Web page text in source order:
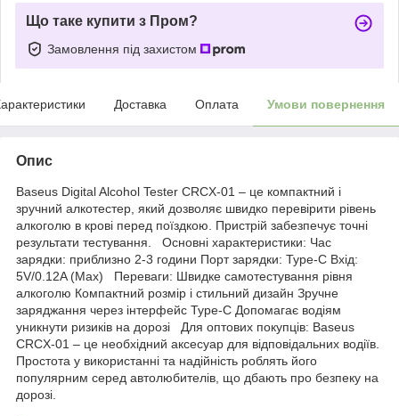
Що таке купити з Пром?
Замовлення під захистом
Доставка Оплата Умови повернення
Опис
Baseus Digital Alcohol Tester CRCX-01 – це компактний і
зручний алкотестер, який дозволяє швидко перевірити рівень
алкоголю в крові перед поїздкою. Пристрій забезпечує точні
результати тестування. Основні характеристики: Час
зарядки: приблизно 2-3 години Порт зарядки: Type-C Вхід:
5V/0.12A (Max) Переваги: Швидке самотестування рівня
алкоголю Компактний розмір і стильний дизайн Зручне
заряджання через інтерфейс Type-C Допомагає водіям
уникнути ризиків на дорозі Для оптових покупців: Baseus
CRCX-01 – це необхідний аксесуар для відповідальних водіїв.
Простота у використанні та надійність роблять його
популярним серед автолюбителів, що дбають про безпеку на
дорозі.